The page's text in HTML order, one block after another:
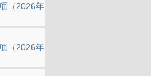
（2026年
（2026年